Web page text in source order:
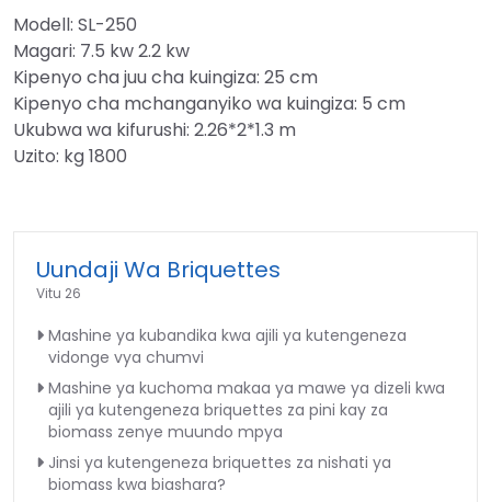
Modell: SL-250
Magari: 7.5 kw 2.2 kw
Kipenyo cha juu cha kuingiza: 25 cm
Kipenyo cha mchanganyiko wa kuingiza: 5 cm
Ukubwa wa kifurushi: 2.26*2*1.3 m
Uzito: kg 1800
Uundaji Wa Briquettes
Vitu 26
Mashine ya kubandika kwa ajili ya kutengeneza
vidonge vya chumvi
Mashine ya kuchoma makaa ya mawe ya dizeli kwa
ajili ya kutengeneza briquettes za pini kay za
biomass zenye muundo mpya
Jinsi ya kutengeneza briquettes za nishati ya
biomass kwa biashara?